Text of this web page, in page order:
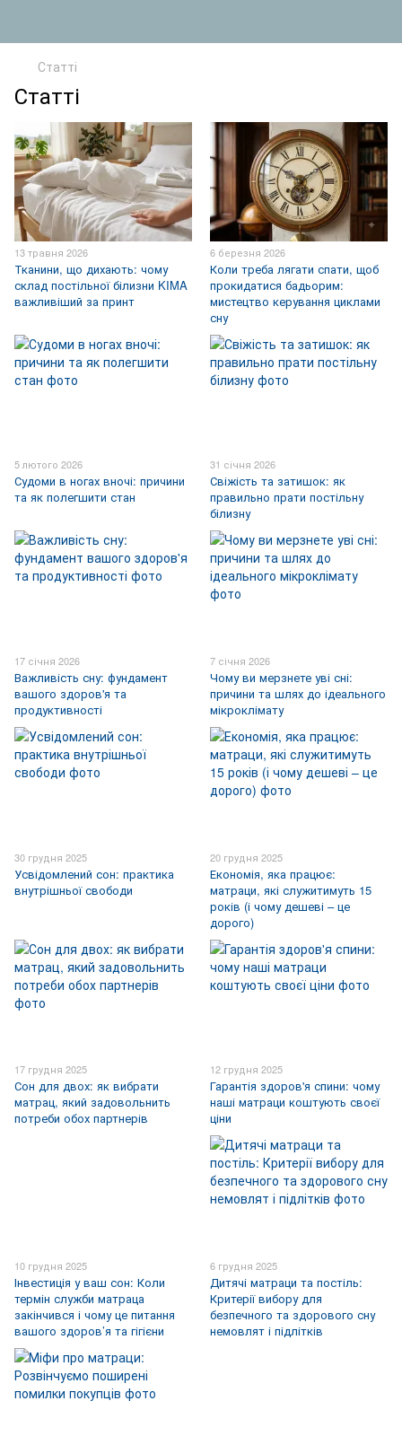
Статті
Статті
13 травня 2026
Тканини, що дихають: чому
склад постільної білизни KIMA
важливіший за принт
6 березня 2026
Коли треба лягати спати, щоб
прокидатися бадьорим:
мистецтво керування циклами
сну
5 лютого 2026
Судоми в ногах вночі: причини
та як полегшити стан
31 січня 2026
Свіжість та затишок: як
правильно прати постільну
білизну
17 січня 2026
Важливість сну: фундамент
вашого здоров'я та
продуктивності
7 січня 2026
Чому ви мерзнете уві сні:
причини та шлях до ідеального
мікроклімату
30 грудня 2025
Усвідомлений сон: практика
внутрішньої свободи
20 грудня 2025
Економія, яка працює:
матраци, які служитимуть 15
років (і чому дешеві – це
дорого)
17 грудня 2025
Сон для двох: як вибрати
матрац, який задовольнить
потреби обох партнерів
12 грудня 2025
Гарантія здоров'я спини: чому
наші матраци коштують своєї
ціни
10 грудня 2025
Інвестиція у ваш сон: Коли
термін служби матраца
закінчився і чому це питання
вашого здоров’я та гігієни
6 грудня 2025
Дитячі матраци та постіль:
Критерії вибору для
безпечного та здорового сну
немовлят і підлітків